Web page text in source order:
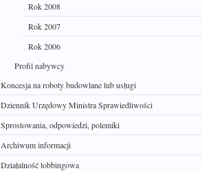
Rok 2008
Rok 2007
Rok 2006
Profil nabywcy
Koncesja na roboty budowlane lub usługi
Dziennik Urzędowy Ministra Sprawiedliwości
Sprostowania, odpowiedzi, polemiki
Archiwum informacji
Działalność lobbingowa